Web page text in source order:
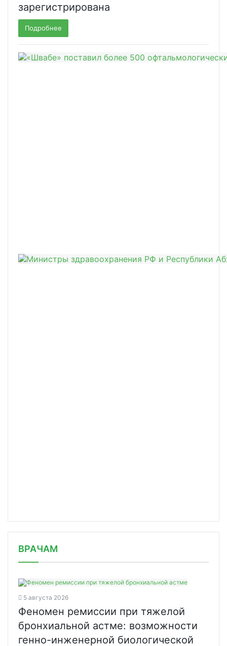
зарегистрирована
Подробнее
ВРАЧАМ
5 августа 2026
Феномен ремиссии при тяжелой
бронхиальной астме: возможности
генно-инженерной биологической